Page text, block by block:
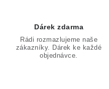
Dárek zdarma
Rádi rozmazlujeme naše
zákazníky. Dárek ke každé
objednávce.